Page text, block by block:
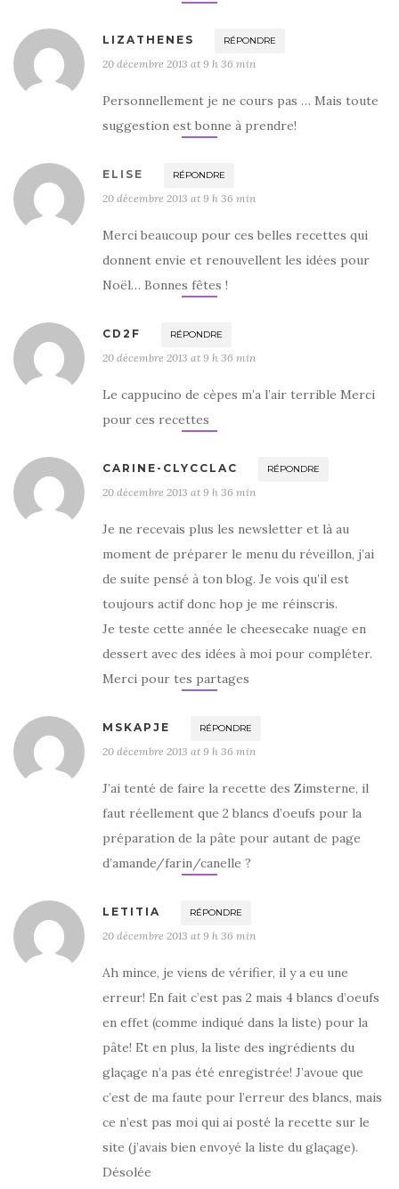
LIZATHENES RÉPONDRE
20 décembre 2013 at 9 h 36 min
Personnellement je ne cours pas … Mais toute
suggestion est bonne à prendre!
ELISE RÉPONDRE
20 décembre 2013 at 9 h 36 min
Merci beaucoup pour ces belles recettes qui
donnent envie et renouvellent les idées pour
Noël… Bonnes fêtes !
CD2F RÉPONDRE
20 décembre 2013 at 9 h 36 min
Le cappucino de cèpes m’a l’air terrible Merci
pour ces recettes
CARINE-CLYCCLAC RÉPONDRE
20 décembre 2013 at 9 h 36 min
Je ne recevais plus les newsletter et là au
moment de préparer le menu du réveillon, j’ai
de suite pensé à ton blog. Je vois qu’il est
toujours actif donc hop je me réinscris.
Je teste cette année le cheesecake nuage en
dessert avec des idées à moi pour compléter.
Merci pour tes partages
MSKAPJE RÉPONDRE
20 décembre 2013 at 9 h 36 min
J’ai tenté de faire la recette des Zimsterne, il
faut réellement que 2 blancs d’oeufs pour la
préparation de la pâte pour autant de page
d’amande/farin/canelle ?
LETITIA RÉPONDRE
20 décembre 2013 at 9 h 36 min
Ah mince, je viens de vérifier, il y a eu une
erreur! En fait c’est pas 2 mais 4 blancs d’oeufs
en effet (comme indiqué dans la liste) pour la
pâte! Et en plus, la liste des ingrédients du
glaçage n’a pas été enregistrée! J’avoue que
c’est de ma faute pour l’erreur des blancs, mais
ce n’est pas moi qui ai posté la recette sur le
site (j’avais bien envoyé la liste du glaçage).
Désolée